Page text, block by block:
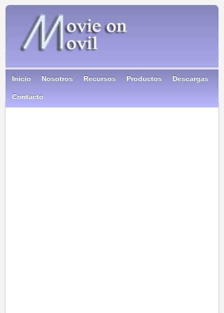
Inicio Nosotros Recursos Productos Descargas
Contacto